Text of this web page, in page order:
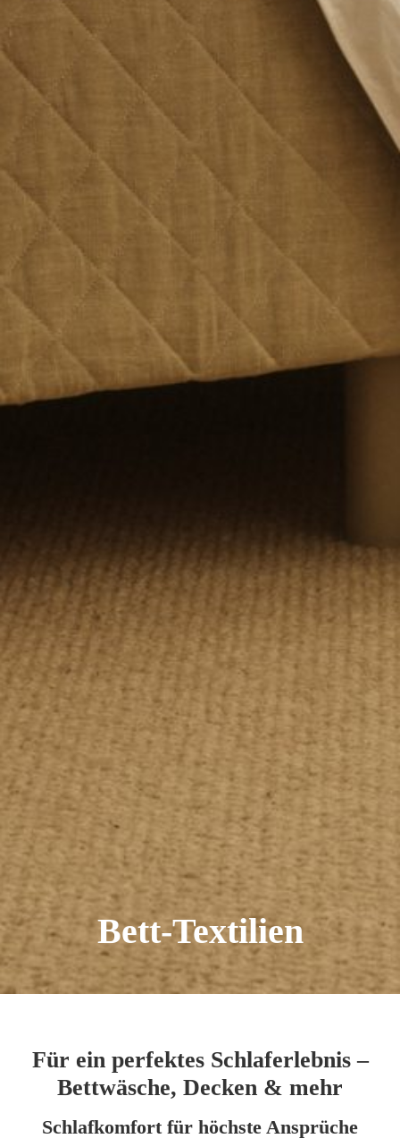
Bett-Textilien
Für ein perfektes Schlaferlebnis –
Bettwäsche, Decken & mehr
Schlafkomfort für höchste Ansprüche